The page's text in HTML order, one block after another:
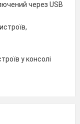
через USB
у консолі